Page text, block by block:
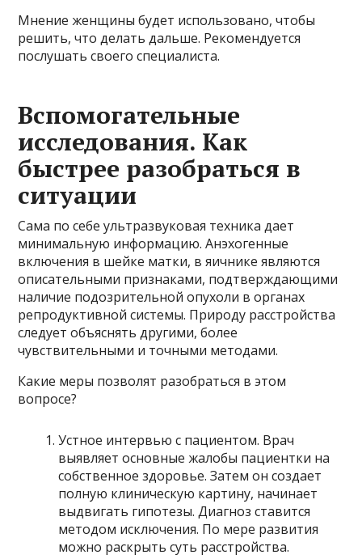
Мнение женщины будет использовано, чтобы
решить, что делать дальше. Рекомендуется
послушать своего специалиста.
Вспомогательные
исследования. Как
быстрее разобраться в
ситуации
Сама по себе ультразвуковая техника дает
минимальную информацию. Анэхогенные
включения в шейке матки, в яичнике являются
описательными признаками, подтверждающими
наличие подозрительной опухоли в органах
репродуктивной системы. Природу расстройства
следует объяснять другими, более
чувствительными и точными методами.
Какие меры позволят разобраться в этом
вопросе?
Устное интервью с пациентом. Врач
выявляет основные жалобы пациентки на
собственное здоровье. Затем он создает
полную клиническую картину, начинает
выдвигать гипотезы. Диагноз ставится
методом исключения. По мере развития
можно раскрыть суть расстройства.